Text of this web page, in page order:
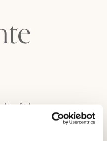
diese Böden vor
Auf diesen sandig-
vor 700 Jahren die